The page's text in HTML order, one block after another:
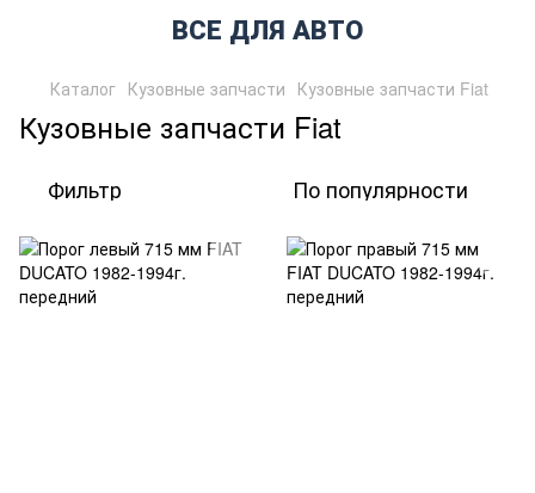
ВСЕ ДЛЯ АВТО
Каталог Кузовные запчасти Кузовные запчасти Fiat
Кузовные запчасти Fiat
Фильтр По популярности